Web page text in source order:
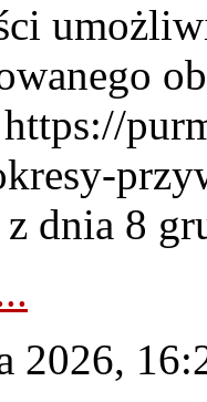
dnia 8
2026,